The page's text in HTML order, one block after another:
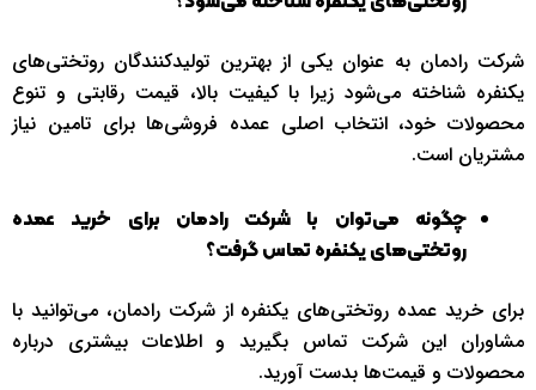
شرکت رادمان به عنوان یکی از بهترین تولیدکنندگان روتختی‌های
یکنفره شناخته می‌شود زیرا با کیفیت بالا، قیمت رقابتی و تنوع
محصولات خود، انتخاب اصلی عمده فروشی‌ها برای تامین نیاز
مشتریان است.
چگونه می‌توان با شرکت رادمان برای خرید عمده
روتختی‌های یکنفره تماس گرفت؟
برای خرید عمده روتختی‌های یکنفره از شرکت رادمان، می‌توانید با
مشاوران این شرکت تماس بگیرید و اطلاعات بیشتری درباره
محصولات و قیمت‌ها بدست آورید.